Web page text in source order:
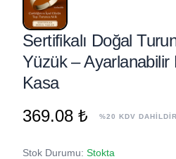
Sertifikalı Doğal
Yüzük – Ayarlanabilir
Kasa
369.08 ₺
%20 KDV DAHİLDİR
Stok Durumu: Stokta